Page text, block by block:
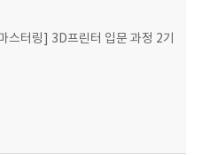
스터링] 3D프린터 입문 과정 2기